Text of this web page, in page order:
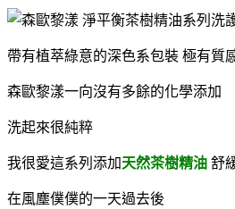
帶有植萃綠意的深色系包裝 極有質
森歐黎漾一向沒有多餘的化學添加
洗起來很純粹
我很愛這系列添加天然茶樹精油 舒
在風塵僕僕的一天過去後